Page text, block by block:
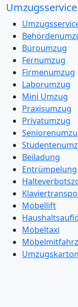
Umzugsservice
Büroumzug
Fernumzug
Firmenumzug
Laborumzug
Mini Umzug
Praxisumzug
Privatumzug
Beiladung
Entrümpelung
Möbellift
Möbeltaxi